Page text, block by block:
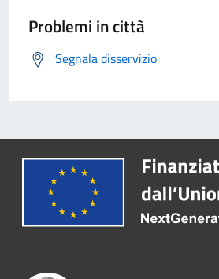
Problemi in città
Segnala disservizio